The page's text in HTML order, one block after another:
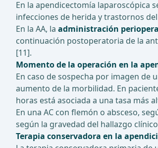
En la apendicectomía laparoscópica
infecciones de herida y trastornos
En la AA, la administración
continuación postoperatoria de la
[11].
Momento de la operación en la
En caso de sospecha por imagen de
aumento de la morbilidad. En
horas está asociada a una tasa más
En una AC con flemón o absceso,
según la gravedad del hallazgo
Terapia conservadora en la